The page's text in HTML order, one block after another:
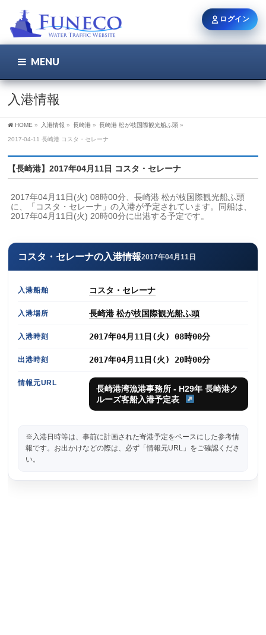
MENU
入港情報
HOME » 入港情報 » 長崎港 » 長崎港 松が枝国際観光船ふ頭 »
2017-04-11 長崎港 コスタ・セレーナ
【長崎港】2017年04月11日 コスタ・セレーナ
2017年04月11日(火) 08時00分、長崎港 松が枝国際観光船ふ頭
に、「コスタ・セレーナ」の入港が予定されています。同船は、
2017年04月11日(火) 20時00分に出港する予定です。
コスタ・セレーナの入港情報2017年04月11日
入港船舶 コスタ・セレーナ
入港場所 長崎港 松が枝国際観光船ふ頭
入港時刻 2017年04月11日(火) 08時00分
出港時刻 2017年04月11日(火) 20時00分
情報元URL
長崎港湾漁港事務所 - H29年 長崎港ク
ルーズ客船入港予定表
※入港日時等は、事前に計画された寄港予定をベースにした参考情
報です。お出かけなどの際は、必ず「情報元URL」をご確認くださ
い。
ログイン
ユーザー名 / メール
新規登録 パスワードを忘れた方